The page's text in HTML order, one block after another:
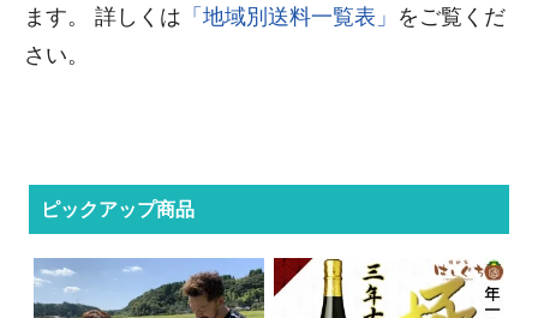
ます。 詳しくは 「地域別送料一覧表」 をご覧くだ
さい。
ピックアップ商品